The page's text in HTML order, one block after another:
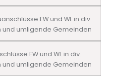
EW und WL in div.
und umligende Gemeinden
EW und WL in div.
und umligende Gemeinden